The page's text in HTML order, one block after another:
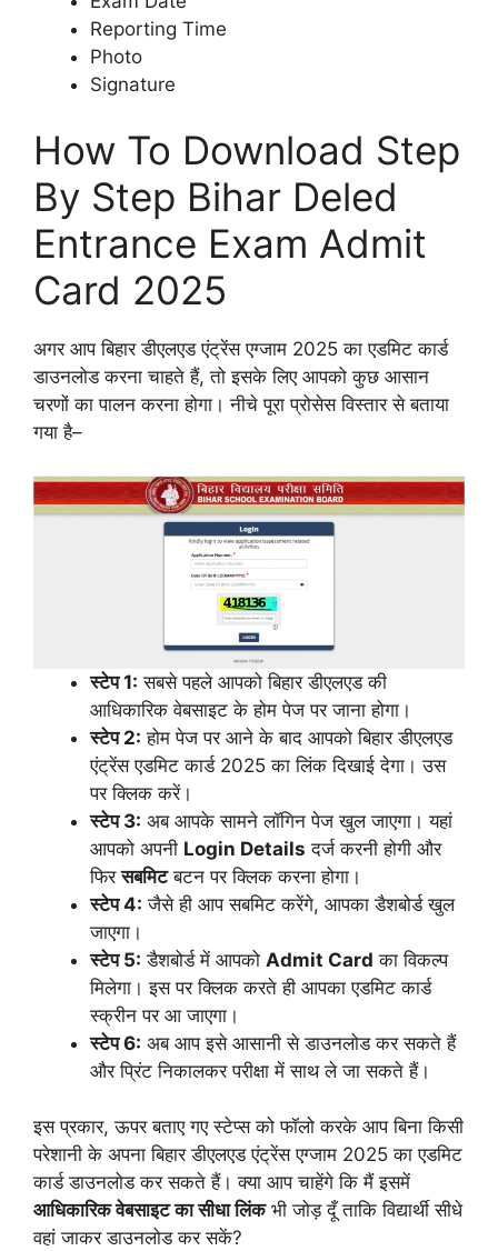
Reporting Time
Photo
Signature
How To Download Step
By Step Bihar Deled
Entrance Exam Admit
Card 2025
अगर आप बिहार डीएलएड एंट्रेंस एग्जाम 2025 का एडमिट कार्ड
डाउनलोड करना चाहते हैं, तो इसके लिए आपको कुछ आसान
चरणों का पालन करना होगा। नीचे पूरा प्रोसेस विस्तार से बताया
गया है–
स्टेप 1: सबसे पहले आपको बिहार डीएलएड की
आधिकारिक वेबसाइट के होम पेज पर जाना होगा।
स्टेप 2: होम पेज पर आने के बाद आपको बिहार डीएलएड
एंट्रेंस एडमिट कार्ड 2025 का लिंक दिखाई देगा। उस
पर क्लिक करें।
स्टेप 3: अब आपके सामने लॉगिन पेज खुल जाएगा। यहां
आपको अपनी Login Details दर्ज करनी होगी और
फिरसबमिटबटन पर क्लिक करना होगा।
स्टेप 4: जैसे ही आप सबमिट करेंगे, आपका डैशबोर्ड खुल
जाएगा।
स्टेप 5: डैशबोर्ड में आपको Admit Card का विकल्प
मिलेगा। इस पर क्लिक करते ही आपका एडमिट कार्ड
स्क्रीन पर आ जाएगा।
स्टेप 6: अब आप इसे आसानी से डाउनलोड कर सकते हैं
और प्रिंट निकालकर परीक्षा में साथ ले जा सकते हैं।
इस प्रकार, ऊपर बताए गए स्टेप्स को फॉलो करके आप बिना किसी
परेशानी के अपना बिहार डीएलएड एंट्रेंस एग्जाम 2025 का एडमिट
कार्ड डाउनलोड कर सकते हैं। क्या आप चाहेंगे कि मैं इसमें
आधिकारिक वेबसाइट का सीधा लिंकभी जोड़ दूँ ताकि विद्यार्थी सीधे
वहां जाकर डाउनलोड कर सकें?